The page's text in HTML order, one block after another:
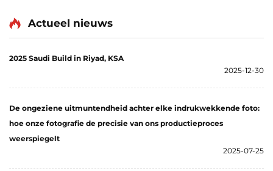
Actueel nieuws
2025 Saudi Build in Riyad, KSA
2025-12-30
De ongeziene uitmuntendheid achter elke indrukwekkende foto:
hoe onze fotografie de precisie van ons productieproces
weerspiegelt
2025-07-25